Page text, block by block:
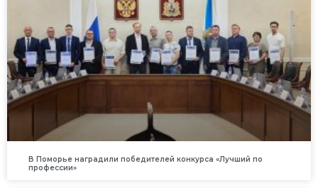
В Поморье наградили победителей конкурса «Лучший по
профессии»